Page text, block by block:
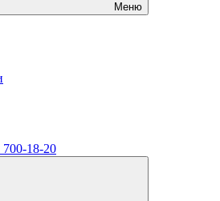
Меню
700-18-20